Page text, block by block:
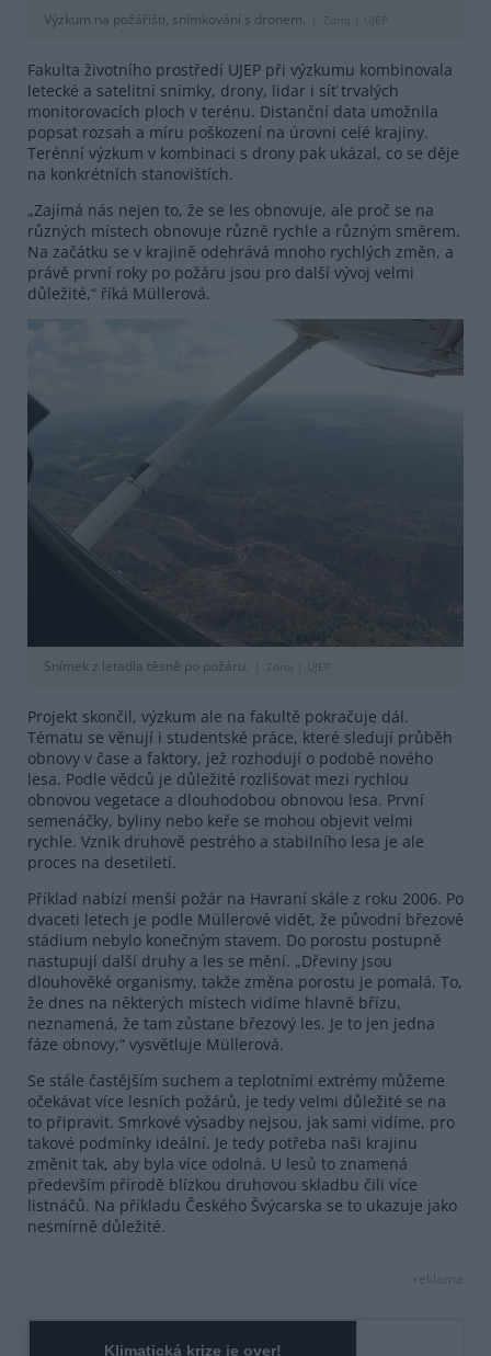
Výzkum na požářišti, snímkování s dronem. Zdroj | UJEP
Fakulta životního prostředí UJEP při výzkumu kombinovala
letecké a satelitní snímky, drony, lidar i síť trvalých
monitorovacích ploch v terénu. Distanční data umožnila
popsat rozsah a míru poškození na úrovni celé krajiny.
Terénní výzkum v kombinaci s drony pak ukázal, co se děje
na konkrétních stanovištích.
„Zajímá nás nejen to, že se les obnovuje, ale proč se na
různých místech obnovuje různě rychle a různým směrem.
Na začátku se v krajině odehrává mnoho rychlých změn, a
právě první roky po požáru jsou pro další vývoj velmi
důležité,“ říká Müllerová.
Snímek z letadla těsně po požáru. Zdroj | UJEP
Projekt skončil, výzkum ale na fakultě pokračuje dál.
Tématu se věnují i studentské práce, které sledují průběh
obnovy v čase a faktory, jež rozhodují o podobě nového
lesa. Podle vědců je důležité rozlišovat mezi rychlou
obnovou vegetace a dlouhodobou obnovou lesa. První
semenáčky, byliny nebo keře se mohou objevit velmi
rychle. Vznik druhově pestrého a stabilního lesa je ale
proces na desetiletí.
Příklad nabízí menší požár na Havraní skále z roku 2006. Po
dvaceti letech je podle Müllerové vidět, že původní březové
stádium nebylo konečným stavem. Do porostu postupně
nastupují další druhy a les se mění. „Dřeviny jsou
dlouhověké organismy, takže změna porostu je pomalá. To,
že dnes na některých místech vidíme hlavně břízu,
neznamená, že tam zůstane březový les. Je to jen jedna
fáze obnovy,“ vysvětluje Müllerová.
Se stále častějším suchem a teplotními extrémy můžeme
očekávat více lesních požárů, je tedy velmi důležité se na
to připravit. Smrkové výsadby nejsou, jak sami vidíme, pro
takové podmínky ideální. Je tedy potřeba naši krajinu
změnit tak, aby byla více odolná. U lesů to znamená
především přírodě blízkou druhovou skladbu čili více
listnáčů. Na příkladu Českého Švýcarska se to ukazuje jako
nesmírně důležité.
reklama